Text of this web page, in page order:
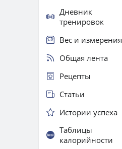
Дневник
тренировок
Вес и измерения
Общая лента
Рецепты
Статьи
Истории успеха
Таблицы
калорийности